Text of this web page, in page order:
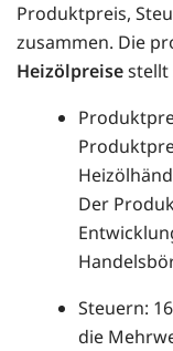
Produktpreis,
zusammen. Die
Heizölpreisestellt
Der
Steuern:
die